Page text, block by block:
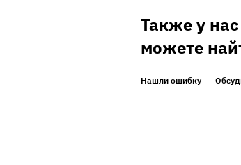
Также у нас
можете
Нашли ошибку